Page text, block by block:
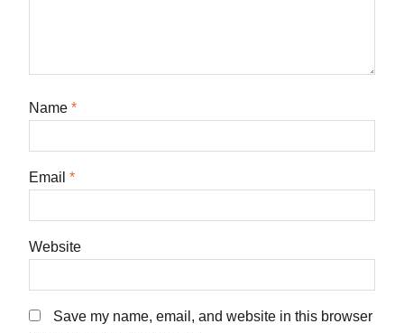
Name *
Email *
Website
Save my name, email, and website in this browser